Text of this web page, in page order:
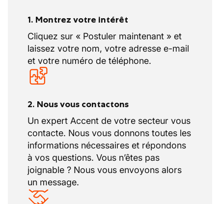
1. Montrez votre intérêt
Cliquez sur « Postuler maintenant » et
laissez votre nom, votre adresse e-mail
et votre numéro de téléphone.
2. Nous vous contactons
Un expert Accent de votre secteur vous
contacte. Nous vous donnons toutes les
informations nécessaires et répondons
à vos questions. Vous n’êtes pas
joignable ? Nous vous envoyons alors
un message.